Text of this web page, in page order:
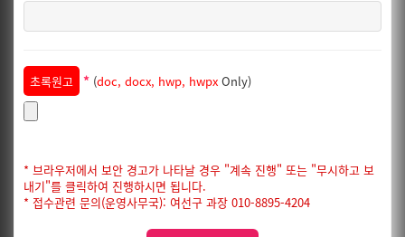
초록원고 * (doc, docx, hwp, hwpx Only)
* 브라우저에서 보안 경고가 나타날 경우 "계속 진행" 또는 "무시하고 보
내기"를 클릭하여 진행하시면 됩니다.
* 접수관련 문의(운영사무국): 여선구 과장 010-8895-4204